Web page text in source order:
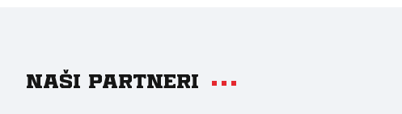
Naši partneri